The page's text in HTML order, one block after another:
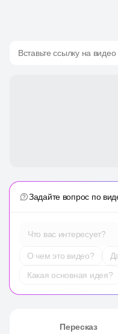
Вставьте ссылку на видео
Задайте вопрос по
Что вас интересует?
О чем это видео?
Какая основная идея?
Пересказ